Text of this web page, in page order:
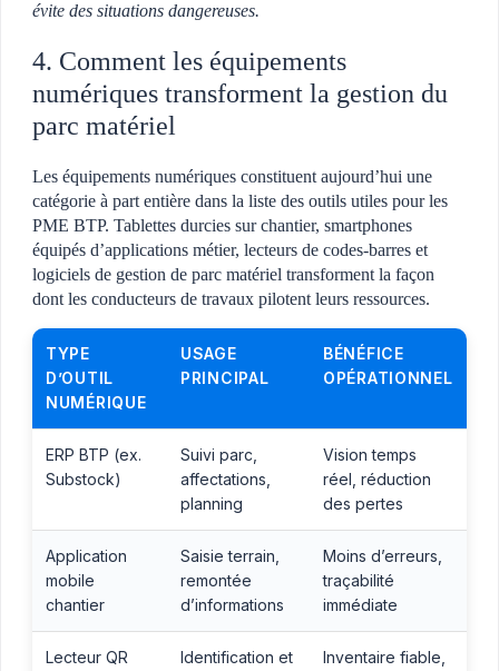
évite des situations dangereuses.
4. Comment les équipements
numériques transforment la gestion du
parc matériel
Les équipements numériques constituent aujourd’hui une
catégorie à part entière dans la liste des outils utiles pour les
PME BTP. Tablettes durcies sur chantier, smartphones
équipés d’applications métier, lecteurs de codes-barres et
logiciels de gestion de parc matériel transforment la façon
dont les conducteurs de travaux pilotent leurs ressources.
TYPE
D’OUTIL
NUMÉRIQUE
USAGE
PRINCIPAL
BÉNÉFICE
OPÉRATIONNEL
ERP BTP (ex.
Substock)
Suivi parc,
affectations,
planning
Vision temps
réel, réduction
des pertes
Application
mobile
chantier
Saisie terrain,
remontée
d’informations
Moins d’erreurs,
traçabilité
immédiate
Lecteur QR
Identification et
Inventaire fiable,